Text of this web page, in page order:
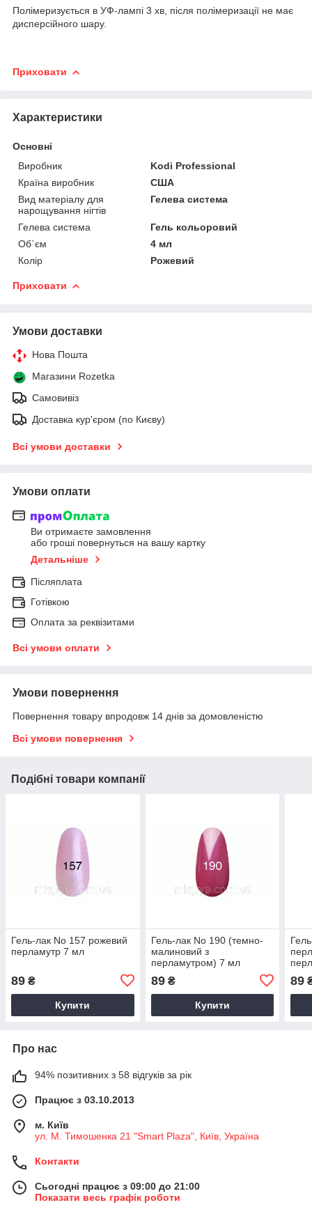
Полімеризується в УФ-лампі 3 хв, після полімеризації не має
дисперсійного шару.
Приховати
Характеристики
Основні
Виробник
Kodi Professional
Країна виробник
США
Вид матеріалу для
нарощування нігтів
Гелева система
Гелева система
Гель кольоровий
Об`єм
4 мл
Колір
Рожевий
Приховати
Умови доставки
Нова Пошта
Магазини Rozetka
Самовивіз
Доставка кур'єром (по Києву)
Всі умови доставки
Умови оплати
Ви отримаєте замовлення
або гроші повернуться на вашу картку
Детальніше
Післяплата
Готівкою
Оплата за реквізитами
Всі умови оплати
Умови повернення
Повернення товару впродовж 14 днів за домовленістю
Всі умови повернення
Подібні товари компанії
Гель-лак No 157 рожевий
перламутр 7 мл
89 ₴
Купити
Гель-лак No 190 (темно-
малиновий з
перламутром) 7 мл
89₴
Купити
7 мл
89
Про нас
94% позитивних з 58 відгуків за рік
Працює з 03.10.2013
м. Київ
ул. М. Тимошенка 21 "Smart Plaza", Київ, Україна
Контакти
Сьогодні працює з 09:00 до 21:00
Показати весь графік роботи